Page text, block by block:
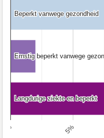
0% 5%
Beperkt vanwege gezondheid
Beperkt vanwege gezondheid
Ernstig beperkt vanwege
Ernstig beperkt vanwege
Langdurige ziekte en beperkt
Langdurige ziekte en beperkt